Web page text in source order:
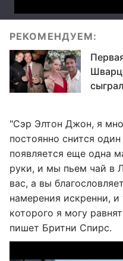
РЕКОМЕНДУЕМ:
"Сэр Элтон Джон, я
постоянно снится
появляется еще одна
руки, и мы пьем чай в
вас, а вы
намерения искренни, и
которого я могу
пишет Бритни Спирс.